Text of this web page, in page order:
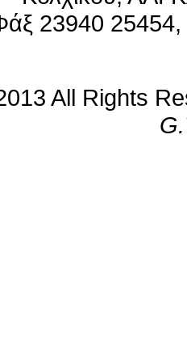
23940 25454,
All Rights